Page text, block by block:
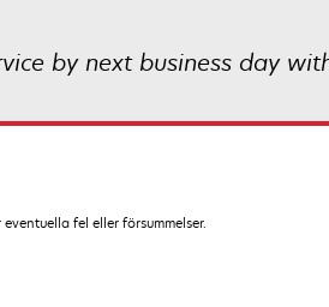
by next business day
fel eller försummelser.